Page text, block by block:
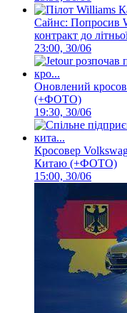
Сайнс: Попросив
контракт до
23:00, 30/06
Оновлений
(+ФОТО)
19:30, 30/06
Кросовер
Китаю (+ФОТО)
15:00, 30/06